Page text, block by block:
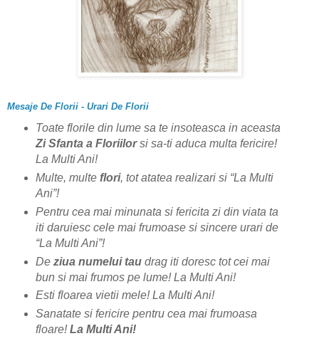
Mesaje De Florii - Urari De Florii
Toate florile din lume sa te insoteasca in aceasta
Zi Sfanta a Floriilorsi sa-ti aduca multa fericire!
La Multi Ani!
Multe, multe flori, tot atatea realizari si “La Multi
Ani”!
Pentru cea mai minunata si fericita zi din viata ta
iti daruiesc cele mai frumoase si sincere urari de
“La Multi Ani”!
De ziua numelui taudrag iti doresc tot cei mai
bun si mai frumos pe lume! La Multi Ani!
Esti floarea vietii mele! La Multi Ani!
Sanatate si fericire pentru cea mai frumoasa
floare!La Multi Ani!